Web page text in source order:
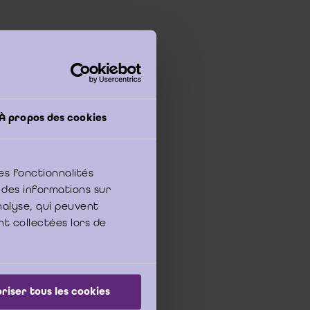
propos des cookies
fonctionnalités
informations sur
qui peuvent
collectées lors de
tous les cookies
door de
dit artikel door de
Om reden van
geadieerd middels
dit beroep kan
zelfs